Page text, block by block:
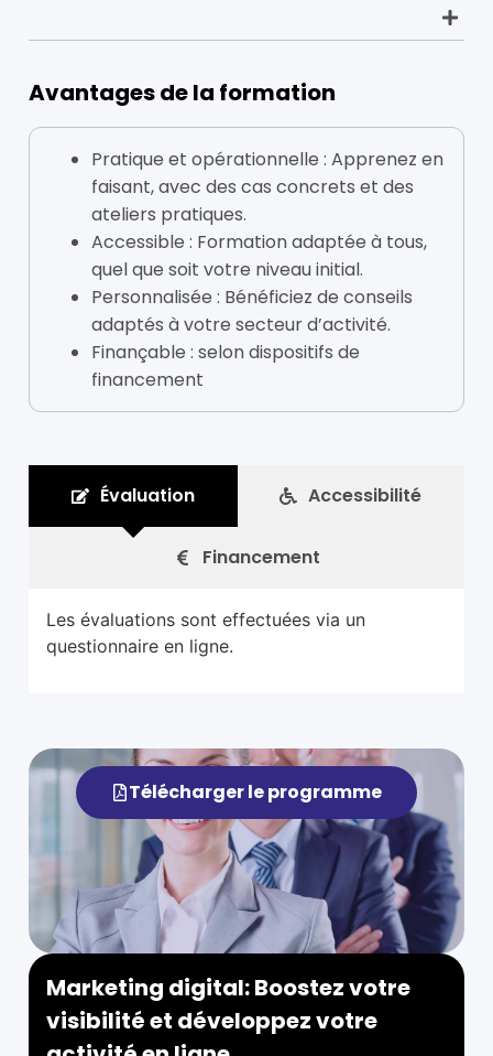
Avantages de la formation
Pratique et opérationnelle : Apprenez en
faisant, avec des cas concrets et des
ateliers pratiques.
Accessible : Formation adaptée à tous,
quel que soit votre niveau initial.
Personnalisée : Bénéficiez de conseils
adaptés à votre secteur d’activité.
Finançable : selon dispositifs de
financement
Évaluation Accessibilité
Financement
Les évaluations sont effectuées via un
questionnaire en ligne.
Télécharger le programme
Marketing digital: Boostez votre
visibilité et développez votre